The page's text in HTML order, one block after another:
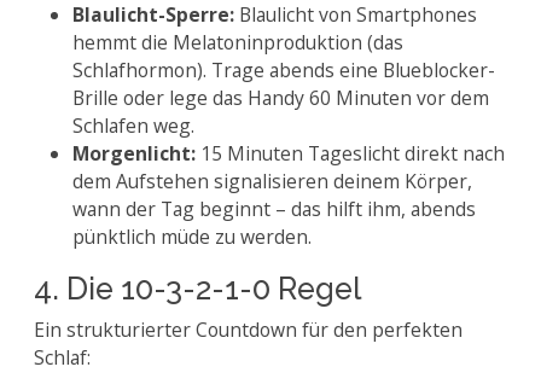
Blaulicht-Sperre: Blaulicht von Smartphones
hemmt die Melatoninproduktion (das
Schlafhormon). Trage abends eine Blueblocker-
Brille oder lege das Handy 60 Minuten vor dem
Schlafen weg.
Morgenlicht: 15 Minuten Tageslicht direkt nach
dem Aufstehen signalisieren deinem Körper,
wann der Tag beginnt – das hilft ihm, abends
pünktlich müde zu werden.
4. Die 10-3-2-1-0 Regel
Ein strukturierter Countdown für den perfekten
Schlaf: